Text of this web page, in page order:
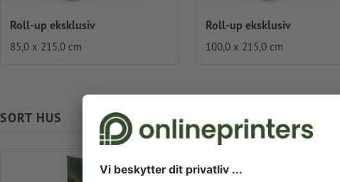
Roll-up eksklusiv
85,0 x 215,0 cm
Roll-up eksklusiv
100,0 x 215,0 cm
SORT HUS